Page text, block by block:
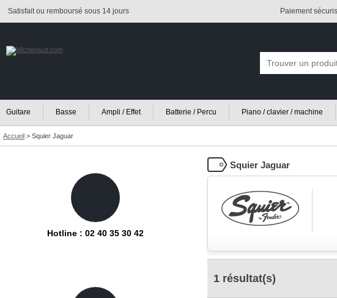
Satisfait ou remboursé sous 14 jours Paiement
Guitare Basse Ampli / Effet Batterie / Percu Piano / clavier / machine
Accueil > Squier Jaguar
Squier Jaguar
1 résultat(s)
Hotline : 02 40 35 30 42